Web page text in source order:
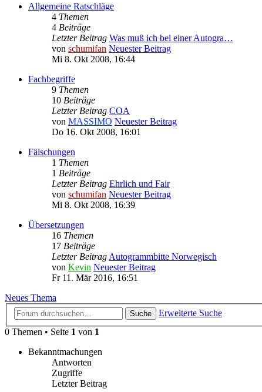
Allgemeine Ratschläge
4 Themen
4 Beiträge
Letzter Beitrag Was muß ich bei einer Autogra…
von schumifan Neuester Beitrag
Mi 8. Okt 2008, 16:44
Fachbegriffe
9 Themen
10 Beiträge
Letzter Beitrag COA
von MASSIMO Neuester Beitrag
Do 16. Okt 2008, 16:01
Fälschungen
1 Themen
1 Beiträge
Letzter Beitrag Ehrlich und Fair
von schumifan Neuester Beitrag
Mi 8. Okt 2008, 16:39
Übersetzungen
16 Themen
17 Beiträge
Letzter Beitrag Autogrammbitte Norwegisch
von Kevin Neuester Beitrag
Fr 11. Mär 2016, 16:51
Neues Thema
Suche
Erweiterte Suche
0 Themen • Seite 1 von 1
Bekanntmachungen
Antworten
Zugriffe
Letzter Beitrag